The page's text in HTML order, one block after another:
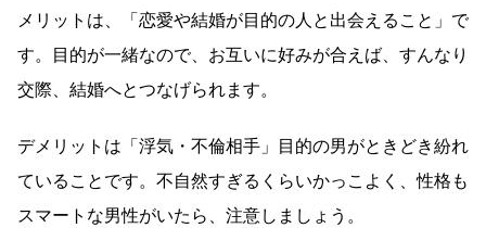
メリットは、「恋愛や結婚が目的の人と出会えること」で
す。目的が一緒なので、お互いに好みが合えば、すんなり
交際、結婚へとつなげられます。
デメリットは「浮気・不倫相手」目的の男がときどき紛れ
ていることです。不自然すぎるくらいかっこよく、性格も
スマートな男性がいたら、注意しましょう。